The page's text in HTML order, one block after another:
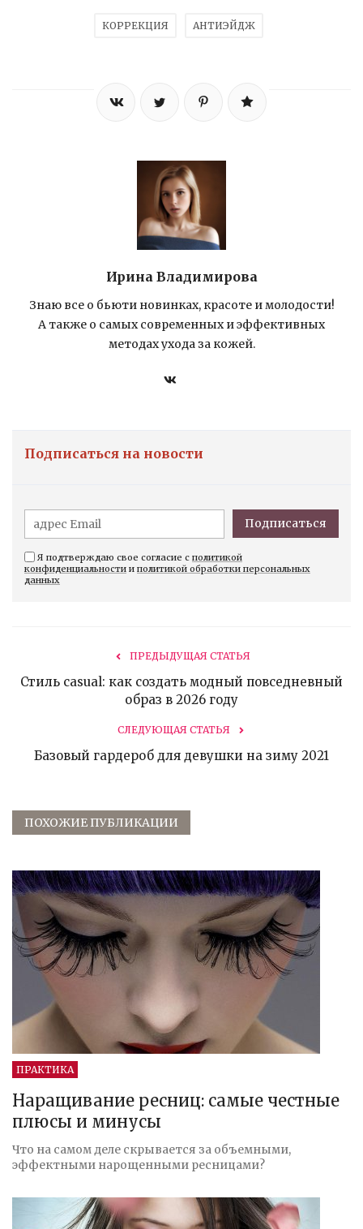
КОРРЕКЦИЯ АНТИЭЙДЖ
Ирина Владимирова
Знаю все о бьюти новинках, красоте и молодости!
А также о самых современных и эффективных
методах ухода за кожей.
Подписаться на новости
Подписаться
Я подтверждаю свое согласие с политикой
конфиденциальности и политикой обработки персональных
данных
ПРЕДЫДУЩАЯ СТАТЬЯ
Стиль casual: как создать модный повседневный
образ в 2026 году
СЛЕДУЮЩАЯ СТАТЬЯ
Базовый гардероб для девушки на зиму 2021
ПОХОЖИЕ ПУБЛИКАЦИИ
ПРАКТИКА
Наращивание ресниц: самые честные
плюсы и минусы
Что на самом деле скрывается за объемными,
эффектными нарощенными ресницами?